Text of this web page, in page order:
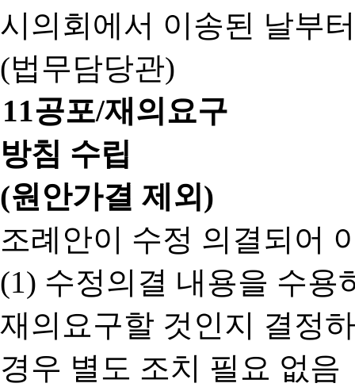
시의회에서 이송된 날부
(법무담당관)
11공포/재의요구
방침 수립
(원안가결 제외)
조례안이 수정 의결되어
(1) 수정의결 내용을 수용
재의요구할 것인지 결정
경우 별도 조치 필요 없음